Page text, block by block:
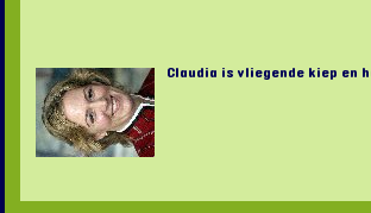
Claudia is vliegende kiep en